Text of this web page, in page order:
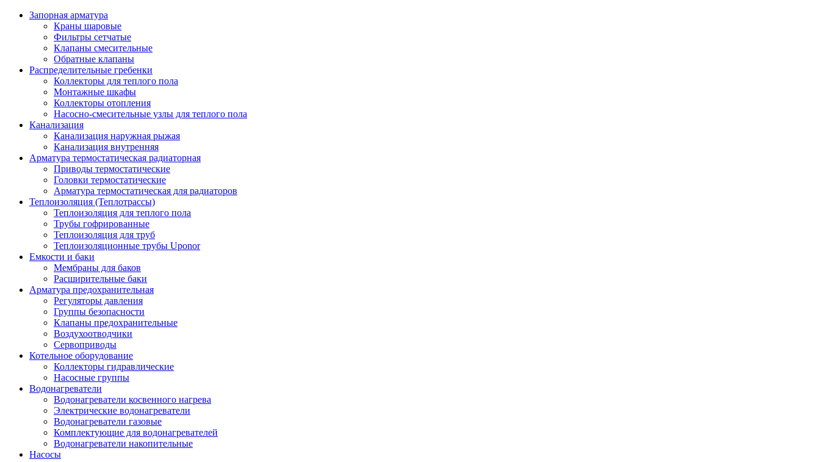
Запорная арматура
Краны шаровые
Фильтры сетчатые
Клапаны смесительные
Обратные клапаны
Распределительные гребенки
Коллекторы для теплого пола
Монтажные шкафы
Коллекторы отопления
Насосно-смесительные узлы для теплого пола
Канализация
Канализация наружная рыжая
Канализация внутренняя
Арматура термостатическая радиаторная
Приводы термостатические
Головки термостатические
Арматура термостатическая для радиаторов
Теплоизоляция (Теплотрассы)
Теплоизоляция для теплого пола
Трубы гофрированные
Теплоизоляция для труб
Теплоизоляционные трубы Uponor
Емкости и баки
Мембраны для баков
Расширительные баки
Арматура предохранительная
Регуляторы давления
Группы безопасности
Клапаны предохранительные
Воздухоотводчики
Сервоприводы
Котельное оборудование
Коллекторы гидравлические
Насосные группы
Водонагреватели
Водонагреватели косвенного нагрева
Электрические водонагреватели
Водонагреватели газовые
Комплектующие для водонагревателей
Водонагреватели накопительные
Насосы